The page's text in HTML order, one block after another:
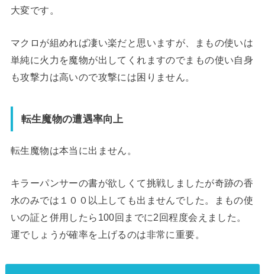
大変です。
マクロが組めれば凄い楽だと思いますが、まもの使いは
単純に火力を魔物が出してくれますのでまもの使い自身
も攻撃力は高いので攻撃には困りません。
転生魔物の遭遇率向上
転生魔物は本当に出ません。
キラーパンサーの書が欲しくて挑戦しましたが奇跡の香
水のみでは１００以上しても出ませんでした。まもの使
いの証と併用したら100回までに2回程度会えました。
運でしょうが確率を上げるのは非常に重要。